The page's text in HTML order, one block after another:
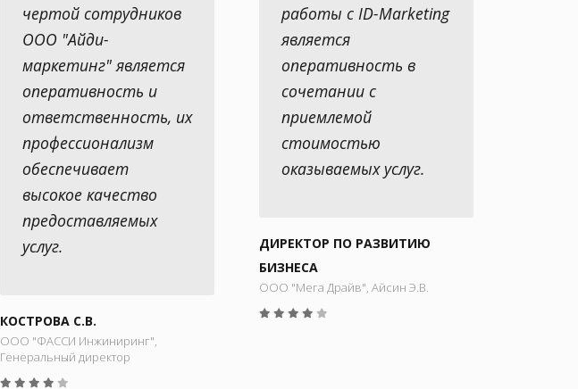
чертой сотрудников
ООО "Айди-
маркетинг" является
оперативность и
ответственность, их
профессионализм
обеспечивает
высокое качество
предоставляемых
услуг.
КОСТРОВА С.В.
ООО "ФАССИ Инжиниринг",
Генеральный директор
работы с ID-Marketing
является
оперативность в
сочетании с
приемлемой
стоимостью
оказываемых услуг.
ДИРЕКТОР ПО РАЗВИТИЮ
БИЗНЕСА
ООО "Мега Драйв", Айсин Э.В.